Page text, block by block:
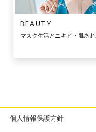
BEAUTY
マスク生活とニキビ・肌あれ
個人情報保護方針